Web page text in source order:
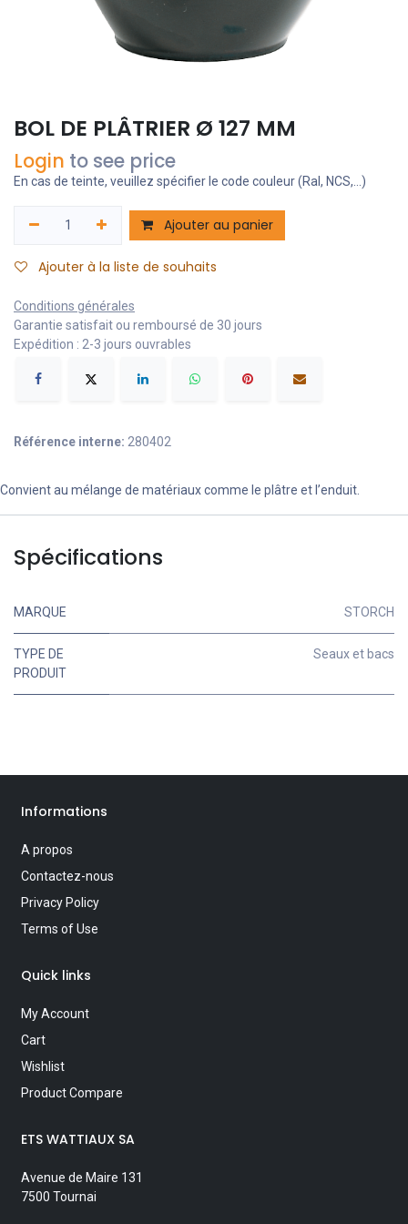
BOL DE PLÂTRIER Ø 127 MM
Login to see price
En cas de teinte, veuillez spécifier le code couleur (Ral, NCS,...)
Ajouter au panier
Ajouter à la liste de souhaits
Conditions générales
Garantie satisfait ou remboursé de 30 jours
Expédition : 2-3 jours ouvrables
Référence interne: 280402
Convient au mélange de matériaux comme le plâtre et l’enduit.
Spécifications
MARQUE STORCH
TYPE DE
PRODUIT
Seaux et bacs
Informations
A propos
Contactez-nous
Privacy Policy
Terms of Use
Quick links
My Account
Cart
Wishlist
Product Compare
ETS WATTIAUX SA
Avenue de Maire 131
7500 Tournai